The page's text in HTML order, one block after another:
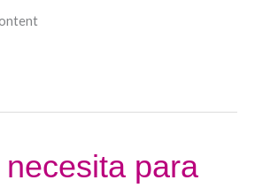
para